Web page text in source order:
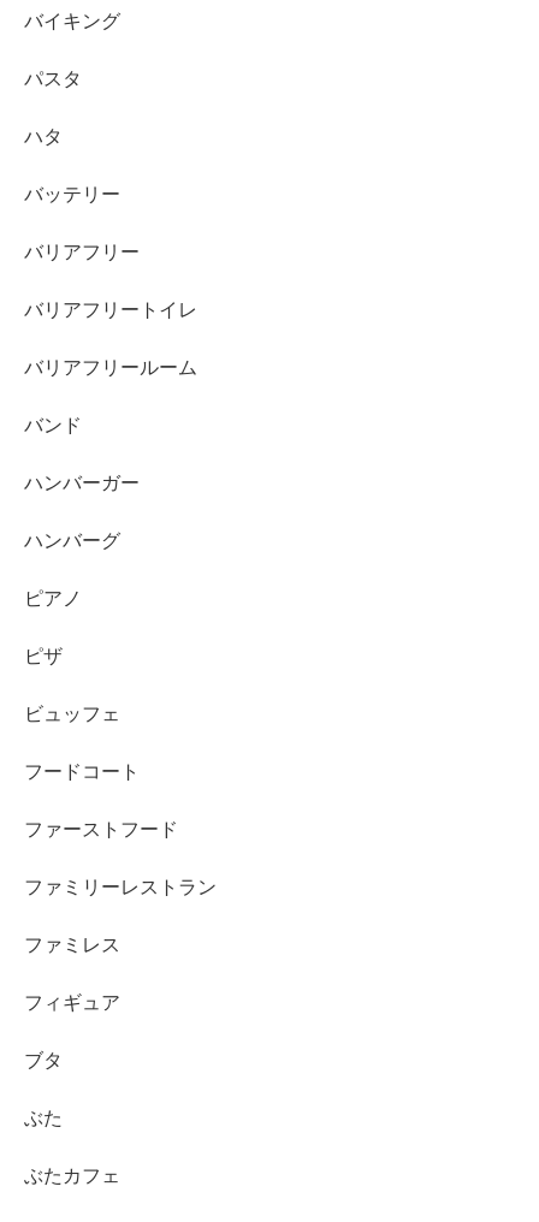
バイキング
パスタ
ハタ
バッテリー
バリアフリー
バリアフリートイレ
バリアフリールーム
バンド
ハンバーガー
ハンバーグ
ピアノ
ピザ
ビュッフェ
フードコート
ファーストフード
ファミリーレストラン
ファミレス
フィギュア
ブタ
ぶた
ぶたカフェ